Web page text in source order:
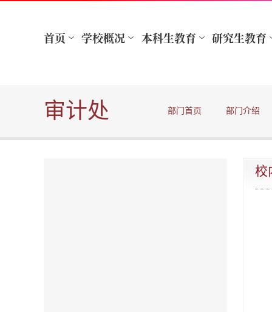
审计处 部门首页 部门介绍
校